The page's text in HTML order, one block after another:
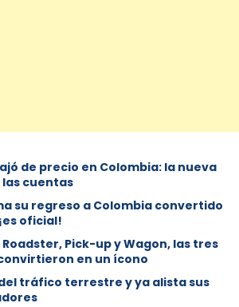
de precio en Colombia: la nueva
cuentas
su regreso a Colombia convertido
oficial!
Roadster, Pick-up y Wagon, las tres
en un ícono
tráfico terrestre y ya alista sus